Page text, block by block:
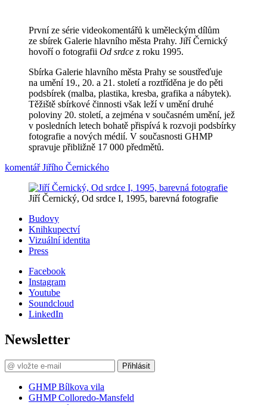
První ze série videokomentářů k uměleckým dílům
ze sbírek Galerie hlavního města Prahy. Jiří Černický
hovoří o fotografii Od srdce z roku 1995.
Sbírka Galerie hlavního města Prahy se soustřeďuje
na umění 19., 20. a 21. století a roztříděna je do pěti
podsbírek (malba, plastika, kresba, grafika a nábytek).
Těžiště sbírkové činnosti však leží v umění druhé
poloviny 20. století, a zejména v současném umění, jež
v posledních letech bohatě přispívá k rozvoji podsbírky
fotografie a nových médií. V současnosti GHMP
spravuje přibližně 17 000 předmětů.
komentář Jiřího Černického
Jiří Černický, Od srdce I, 1995, barevná fotografie
Budovy
Knihkupectví
Vizuální identita
Press
Facebook
Instagram
Youtube
Soundcloud
LinkedIn
Newsletter
Přihlásit
GHMP Bílkova vila
GHMP Colloredo-Mansfeld